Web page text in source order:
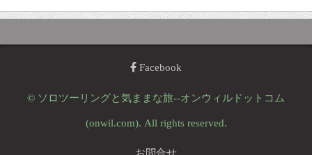
Facebook
© ソロツーリングと気ままな旅--オンウィルドットコム
(onwil.com). All rights reserved.